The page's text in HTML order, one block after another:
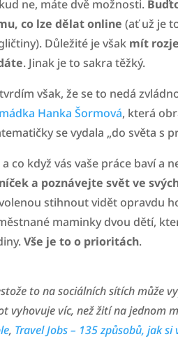
ne, máte dvě možnosti.
co lze dělat online(ať už je
Důležité je však mít
. Jinak je to sakra těžký.
však, že se to nedá
Hanka Šormová, která
se vydala „do světa s
a co když vás vaše práce baví a
a poznávejte svět ve
stihnout vidět opravdu
maminky dvou dětí,
Vše je to o prioritách.
to na sociálních sítích může
vyhovuje víc, než žití na jednom
, Travel Jobs – 135 způsobů, jak